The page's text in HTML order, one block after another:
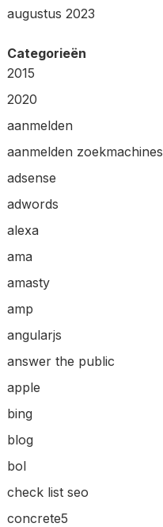
augustus 2023
Categorieën
2015
2020
aanmelden
aanmelden zoekmachines
adsense
adwords
alexa
ama
amasty
amp
angularjs
answer the public
apple
bing
blog
bol
check list seo
concrete5